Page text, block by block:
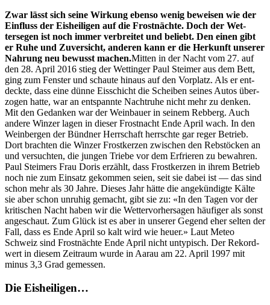
Zwar lässt sich seine Wirkung eben­so wenig beweisen wie der
Ein­fluss der Eisheili­gen auf die Frost­nächte. Doch der Wet­
tersegen ist noch immer ver­bre­it­et und beliebt. Den einen gibt
er Ruhe und Zuver­sicht, anderen kann er die Herkun­ft unser­er
Nahrung neu bewusst machen.Mit­ten in der Nacht vom 27. auf
den 28. April 2016 stieg der Wet­tinger Paul Steimer aus dem Bett,
ging zum Fen­ster und schaute hin­aus auf den Vor­platz. Als er ent­
deck­te, dass eine dünne Eiss­chicht die Scheiben seines Autos über­
zo­gen hat­te, war an entspan­nte Nachtruhe nicht mehr zu denken.
Mit den Gedanken war der Wein­bauer in seinem Reb­berg. Auch
andere Winz­er lagen in dieser Frost­nacht Ende April wach. In den
Wein­ber­gen der Bünd­ner Herrschaft herrschte gar reger Betrieb.
Dort bracht­en die Winz­er Frostk­erzen zwis­chen den Reb­stöck­en an
und ver­sucht­en, die jun­gen Triebe vor dem Erfrieren zu bewahren.
Paul Steimers Frau Doris erzählt, dass Frostk­erzen in ihrem Betrieb
noch nie zum Ein­satz gekom­men seien, seit sie dabei ist — das sind
schon mehr als 30 Jahre. Dieses Jahr hätte die angekündigte Kälte
sie aber schon unruhig gemacht, gibt sie zu: «In den Tagen vor der
kri­tis­chen Nacht haben wir die Wet­ter­vorher­sagen häu­figer als son­st
angeschaut. Zum Glück ist es aber in unser­er Gegend eher sel­ten der
Fall, dass es Ende April so kalt wird wie heuer.» Laut Meteo
Schweiz sind Frost­nächte Ende April nicht untyp­isch. Der Reko­rd­
w­ert in diesem Zeitraum wurde in Aarau am 22. April 1997 mit
minus 3,3 Grad gemessen.
Die Eisheiligen…